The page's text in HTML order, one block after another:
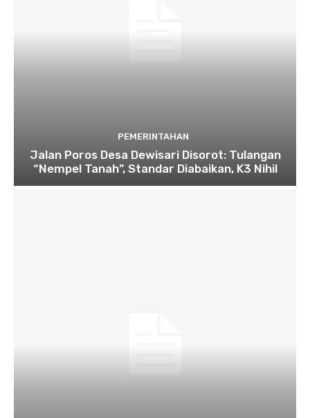
PEMERINTAHAN
Jalan Poros Desa Dewisari Disorot: Tulangan
“Nempel Tanah”, Standar Diabaikan, K3 Nihil